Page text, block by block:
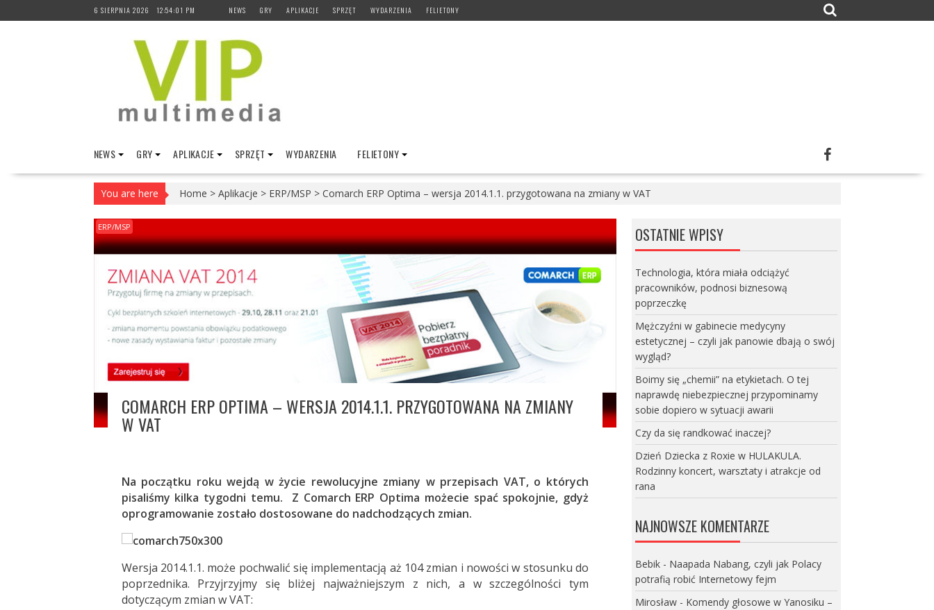
to
6 SIERPNIA 2026 12:54:02 PM NEWS GRY APLIKACJE SPRZĘT WYDARZENIA FELIETONY
NEWS GRY APLIKACJE SPRZĘT WYDARZENIA FELIETONY
You are here Home > Aplikacje > ERP/MSP > Comarch ERP Optima – wersja 2014.1.1. przygotowana na zmiany w VAT
ERP/MSP
COMARCH ERP OPTIMA – WERSJA 2014.1.1. PRZYGOTOWANA NA ZMIANY
W VAT
Na początku roku wejdą w życie rewolucyjne zmiany w przepisach VAT, o których
pisaliśmy kilka tygodni temu. Z Comarch ERP Optima możecie spać spokojnie, gdyż
oprogramowanie zostało dostosowane do nadchodzących zmian.
Wersja 2014.1.1. może pochwalić się implementacją aż 104 zmian i nowości w stosunku do
poprzednika. Przyjrzyjmy się bliżej najważniejszym z nich, a w szczególności tym
dotyczącym zmian w VAT:
OSTATNIE WPISY
Technologia, która miała odciążyć
pracowników, podnosi biznesową
poprzeczkę
Mężczyźni w gabinecie medycyny
estetycznej – czyli jak panowie dbają o swój
wygląd?
Boimy się „chemii” na etykietach. O tej
naprawdę niebezpiecznej przypominamy
sobie dopiero w sytuacji awarii
Czy da się randkować inaczej?
Dzień Dziecka z Roxie w HULAKULA.
Rodzinny koncert, warsztaty i atrakcje od
rana
NAJNOWSZE KOMENTARZE
Bebik- Naapada Nabang, czyli jak Polacy
potrafią robić Internetowy fejm
Mirosław- Komendy głosowe w Yanosiku –